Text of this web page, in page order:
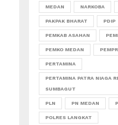
MEDAN NARKOBA
PAKPAK BHARAT PDIP
PEMKAB ASAHAN
PEMKO MEDAN
PERTAMINA
PERTAMINA PATRA NIAGA
SUMBAGUT
PLN PN MEDAN
POLRES LANGKAT